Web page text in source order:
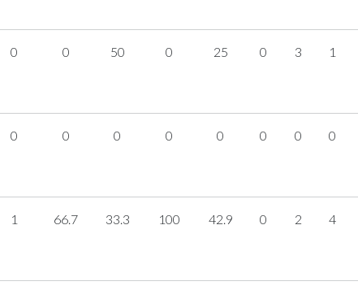
0 0 50 0 25 0 3 1
0 0 0 0 0 0 0 0
1 66.7 33.3 100 42.9 0 2 4